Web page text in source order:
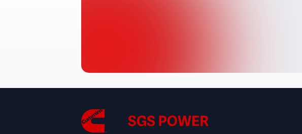
Nakliye Yüksekliği:
Nakliye Uzunluğu: